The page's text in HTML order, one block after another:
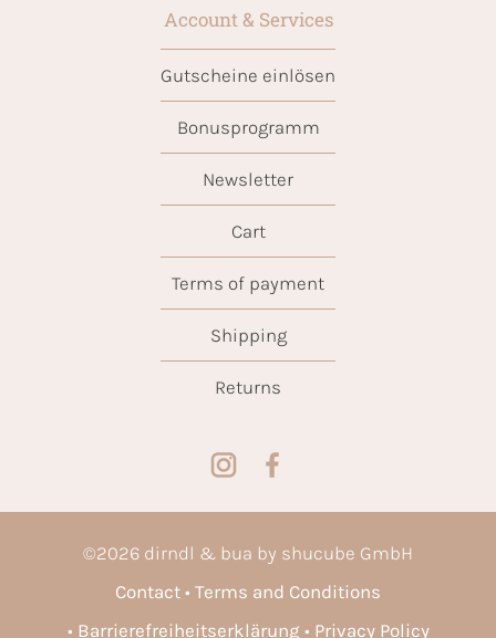
Account & Services
Gutscheine einlösen
Bonusprogramm
Newsletter
Cart
Terms of payment
Shipping
Returns
©2026 dirndl & bua by shucube GmbH
Contact
Terms and Conditions
Barrierefreiheitserklärung
Privacy Policy